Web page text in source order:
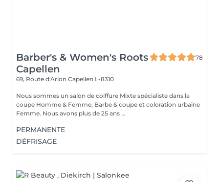
Barber's & Women's Roots
Capellen
78
69, Route d'Arlon Capellen L-8310
Nous sommes un salon de coiffure Mixte spécialiste dans la
coupe Homme & Femme, Barbe & coupe et coloration urbaine
Femme. Nous avons plus de 25 ans ...
PERMANENTE
DÉFRISAGE